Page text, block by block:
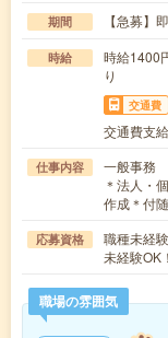
期間 【急募】
時給
時給1400
り
交通費
交通費支
仕事内容
一般事務
＊法人・
作成＊付
応募資格
職種未経
未経験
職場の雰囲気